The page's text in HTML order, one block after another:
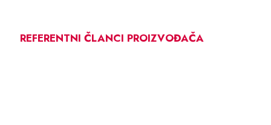
REFERENTNI ČLANCI PROIZVOĐAČA